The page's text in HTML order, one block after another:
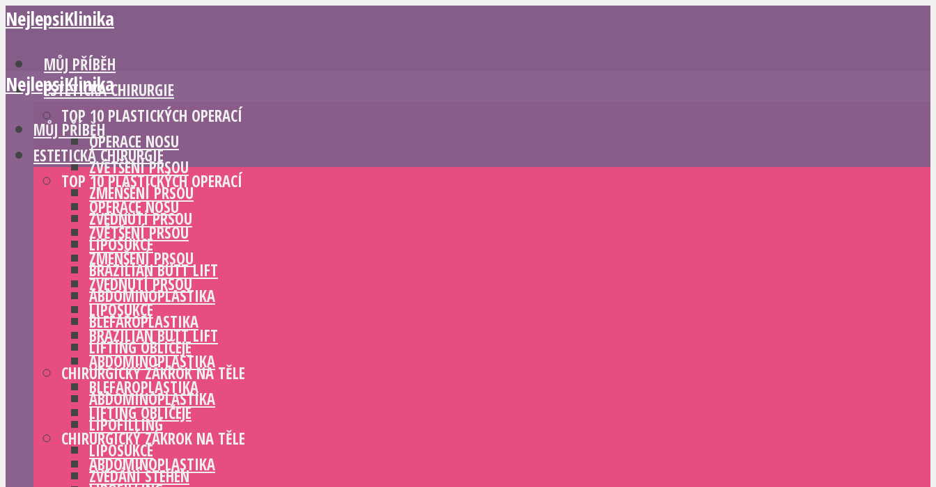
NejlepsiKlinika
MŮJ PŘÍBĚH
ESTETICKÁ CHIRURGIE
TOP 10 PLASTICKÝCH OPERACÍ
OPERACE NOSU
ZVĚTŠENÍ PRSOU
ZMENŠENÍ PRSOU
ZVEDNUTÍ PRSOU
LIPOSUKCE
BRAZILIAN BUTT LIFT
ABDOMINOPLASTIKA
BLEFAROPLASTIKA
LIFTING OBLIČEJE
CHIRURGICKÝ ZÁKROK NA TĚLE
ABDOMINOPLASTIKA
LIPOFILLING
LIPOSUKCE
ZVEDÁNÍ STEHEN
NejlepsiKlinika
MŮJ PŘÍBĚH
ESTETICKÁ CHIRURGIE
TOP 10 PLASTICKÝCH OPERACÍ
OPERACE NOSU
ZVĚTŠENÍ PRSOU
ZMENŠENÍ PRSOU
ZVEDNUTÍ PRSOU
LIPOSUKCE
BRAZILIAN BUTT LIFT
ABDOMINOPLASTIKA
BLEFAROPLASTIKA
LIFTING OBLIČEJE
CHIRURGICKÝ ZÁKROK NA TĚLE
ABDOMINOPLASTIKA